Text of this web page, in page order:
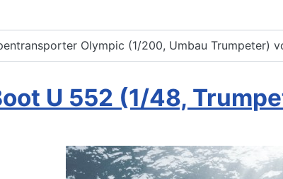
Olympic (1/200, Umbau Trumpeter)
U 552 (1/48,